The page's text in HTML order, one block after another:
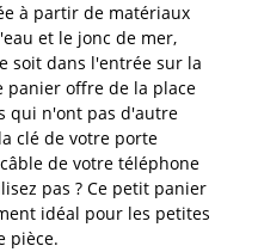
à partir de matériaux
et le jonc de mer,
soit dans l'entrée sur la
panier offre de la place
qui n'ont pas d'autre
clé de votre porte
de votre téléphone
pas ? Ce petit panier
idéal pour les petites
pièce.